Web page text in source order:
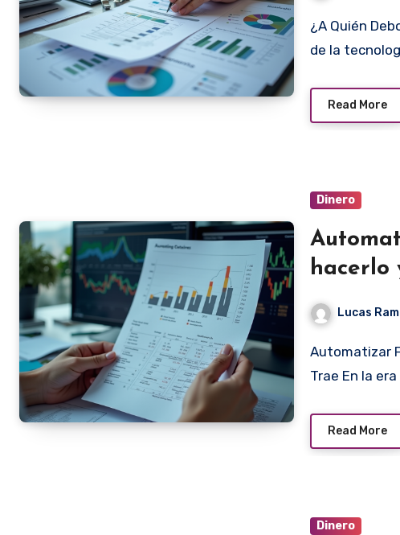
¿A Quién Debo Emitir Factura Electrónica? Con el avance
de la
Read More
Dinero
hacerlo
Lucas
Automatizar Facturas: Cómo Hacerlo y los Beneficios que
Trae En la
Read More
Dinero